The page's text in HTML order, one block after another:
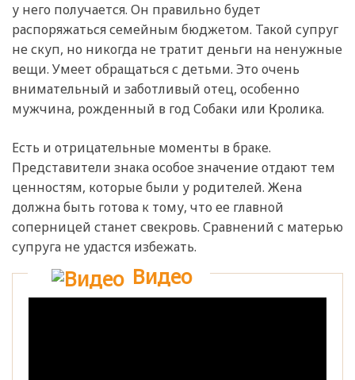
у него получается. Он правильно будет
распоряжаться семейным бюджетом. Такой супруг
не скуп, но никогда не тратит деньги на ненужные
вещи. Умеет обращаться с детьми. Это очень
внимательный и заботливый отец, особенно
мужчина, рожденный в год Собаки или Кролика.
Есть и отрицательные моменты в браке.
Представители знака особое значение отдают тем
ценностям, которые были у родителей. Жена
должна быть готова к тому, что ее главной
соперницей станет свекровь. Сравнений с матерью
супруга не удастся избежать.
Видео